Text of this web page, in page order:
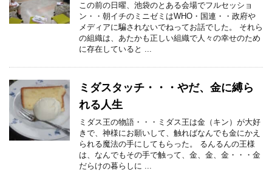
この前の日曜、池袋のとある会場でフルセッショ
ン・・朝イチのミニゼミはWHO・国連・・政府や
メディアに騙されないでねってお話でした。 それら
の組織は、あたかも正しい組織で人々の幸せのため
に存在していると ...
ミダスタッチ・・・やだ、金に縛ら
れる人生
ミダス王の物語・・・ミダス王は金（キン）が大好
きで、神様にお願いして、触ればなんでも金にかえ
られる魔法の手にしてもらった。 るんるんの王様
は、なんでもその手で触って、金、金、金・・・金
だらけの暮らしに ...